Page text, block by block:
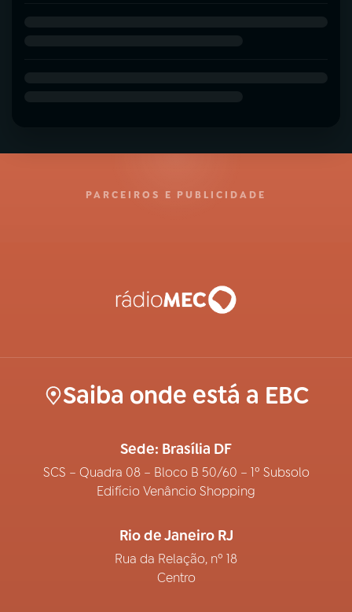
PARCEIROS E PUBLICIDADE
Saiba onde está a EBC
Sede: Brasília DF
SCS – Quadra 08 – Bloco B 50/60 – 1º Subsolo
Edifício Venâncio Shopping
Rio de Janeiro RJ
Rua da Relação, nº 18
Centro